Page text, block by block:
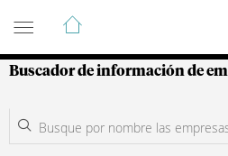
Guía de Empresas
Buscador de información de